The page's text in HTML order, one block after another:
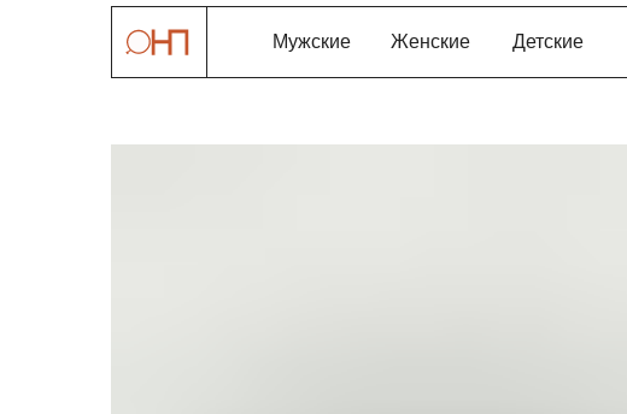
Женские
Мужские Детские